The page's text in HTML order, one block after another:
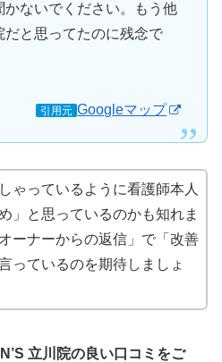
かないでください。もう他
だと思ってたのに残念で
引用元 Googleマップ
ゃっているように看護師本人
」と思っているのかも知れま
ーナーからの返信」で「改善
っているのを期待しましょ
立川院の良い口コミをご